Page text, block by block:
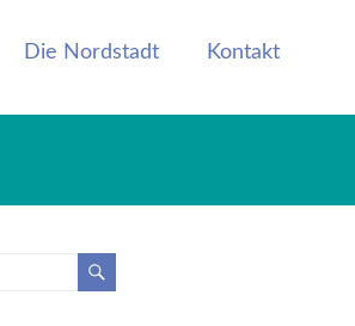
Die Nordstadt Kontakt